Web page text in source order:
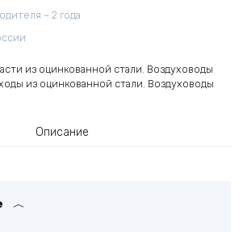
– 2 года
из оцинкованной стали, Воздуховоды
из оцинкованной стали, Воздуховоды
Описание